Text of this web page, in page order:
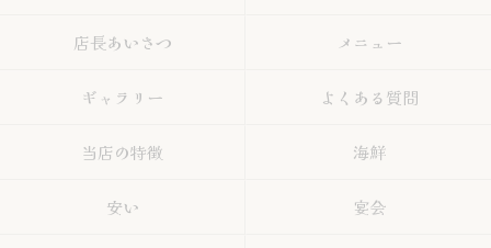
店長あいさつ メニュー
ギャラリー よくある質問
当店の特徴 海鮮
安い 宴会